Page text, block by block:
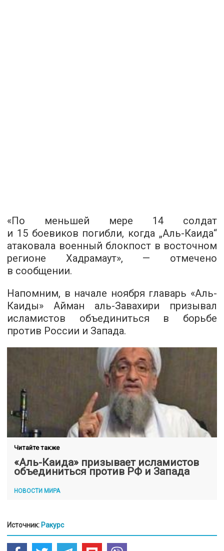
«По меньшей мере 14 солдат
и 15 боевиков погибли, когда „Аль-Каида“
атаковала военный блокпост в восточном
регионе Хадрамаут», — отмечено
в сообщении.
Напомним, в начале ноября главарь «Аль-
Каиды» Айман аль-Завахири призывал
исламистов объединиться в борьбе
против России и Запада.
Читайте также
«Аль-Каида» призывает исламистов
объединиться против РФ и Запада
НОВОСТИ МИРА
Источник: Ракурс